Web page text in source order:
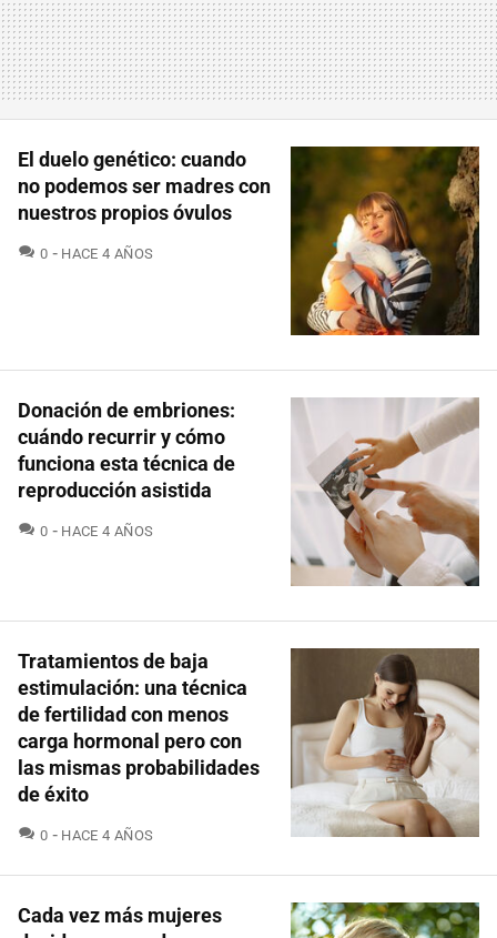
El duelo genético: cuando
no podemos ser madres con
nuestros propios óvulos
0 COMENTARIOS
HACE 4 AÑOS
Donación de embriones:
cuándo recurrir y cómo
funciona esta técnica de
reproducción asistida
0 COMENTARIOS
HACE 4 AÑOS
Tratamientos de baja
estimulación: una técnica
de fertilidad con menos
carga hormonal pero con
las mismas probabilidades
de éxito
0 COMENTARIOS
HACE 4 AÑOS
Cada vez más mujeres